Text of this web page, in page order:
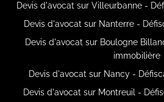
Devis d'avocat sur Villeurbanne -
Devis d'avocat sur Nanterre -
Devis d'avocat sur Boulogne
immobilière
Devis d'avocat sur Nancy -
Devis d'avocat sur Montreuil -